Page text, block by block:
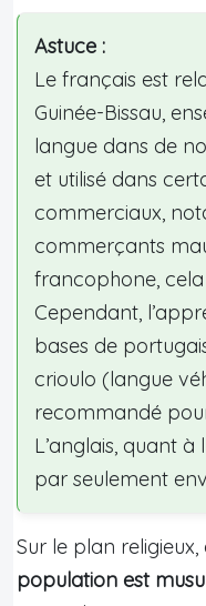
Astuce :
Le français est
Guinée-Bissau,
langue dans de
et utilisé dans
commerciaux,
commerçants
francophone,
Cependant,
bases de
crioulo (langue
recommandé
L’anglais, quant
par seulement
Sur le plan
population est